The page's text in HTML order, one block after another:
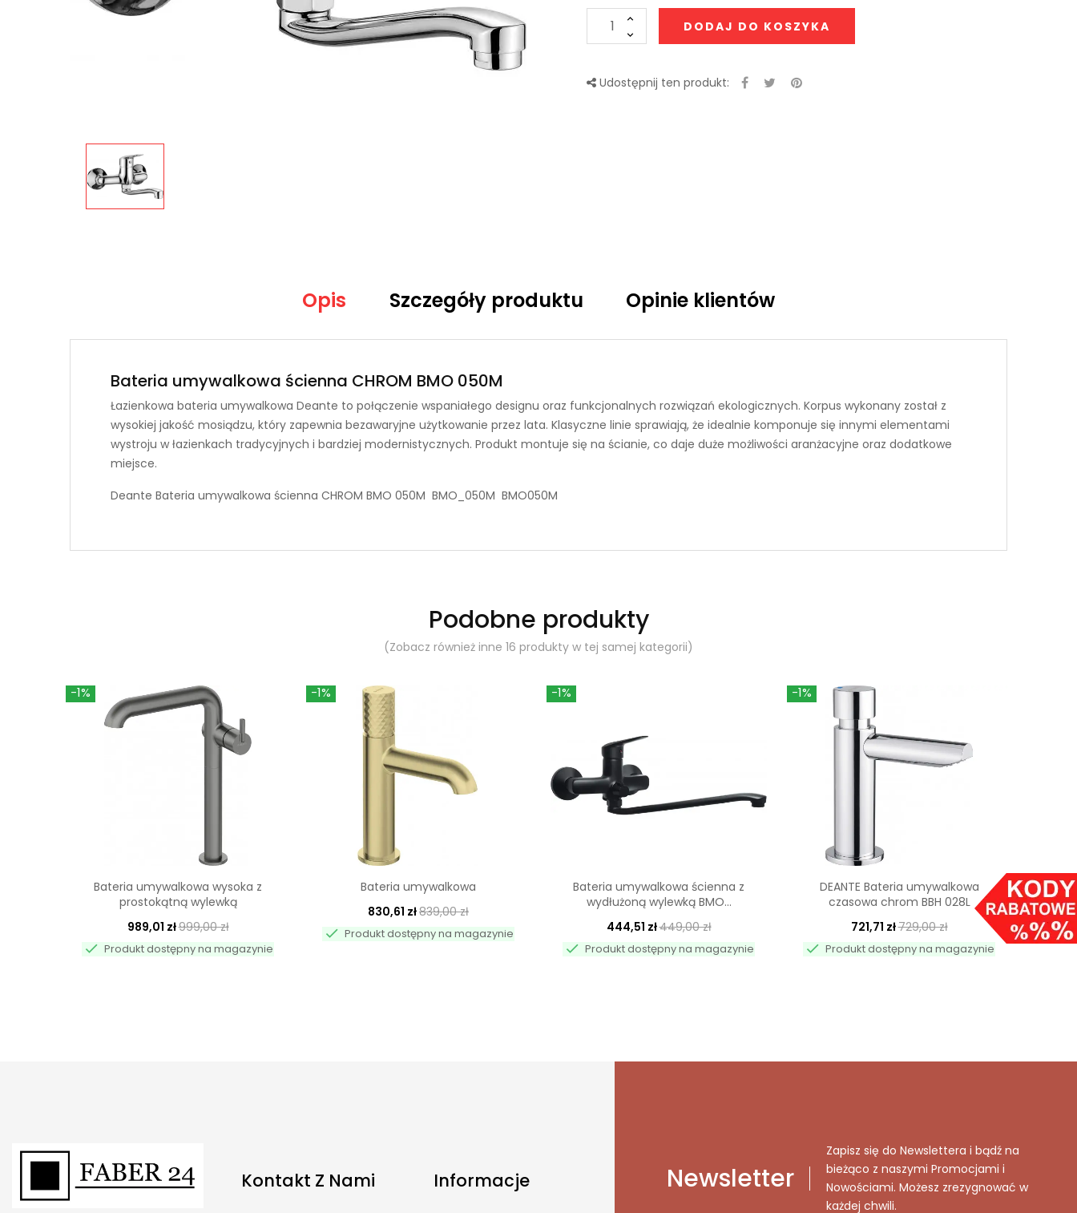
DODAJ DO KOSZYKA
Udostępnij ten produkt:
Opis Szczegóły produktu Opinie klientów
Bateria umywalkowa ścienna CHROM BMO 050M
Łazienkowa bateria umywalkowa Deante to połączenie wspaniałego designu oraz funkcjonalnych rozwiązań ekologicznych. Korpus wykonany został z
wysokiej jakość mosiądzu, który zapewnia bezawaryjne użytkowanie przez lata. Klasyczne linie sprawiają, że idealnie komponuje się innymi elementami
wystroju w łazienkach tradycyjnych i bardziej modernistycznych. Produkt montuje się na ścianie, co daje duże możliwości aranżacyjne oraz dodatkowe
miejsce.
Deante Bateria umywalkowa ścienna CHROM BMO 050M BMO_050M BMO050M
Podobne produkty
(Zobacz również inne 16 produkty w tej samej kategorii)
-1%
Bateria umywalkowa wysoka z
prostokątną wylewką
989,01 zł999,00 zł
 Produkt dostępny na magazynie
-1%
Bateria umywalkowa
830,61 zł839,00 zł
 Produkt dostępny na magazynie
-1%
Bateria umywalkowa ścienna z
wydłużoną wylewką BMO...
444,51 zł449,00 zł
 Produkt dostępny na magazynie
-1%
DEANTE Bateria umywalkowa
czasowa chrom BBH 028L
721,71 zł729,00 zł
 Produkt dostępny na magazynie 
Kontakt Z Nami Informacje Newsletter
Zapisz się do Newslettera i bądź na
bieżąco z naszymi Promocjami i
Nowościami. Możesz zrezygnować w
każdej chwili.